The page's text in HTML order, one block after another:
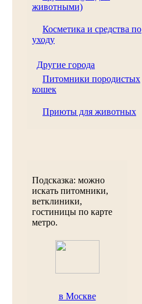
животными)
Косметика и средства по
уходу
Другие города
Питомники породистых
кошек
Приюты для животных
Подсказка: можно
искать питомники,
ветклиники,
гостиницы по карте
метро.
в Москве